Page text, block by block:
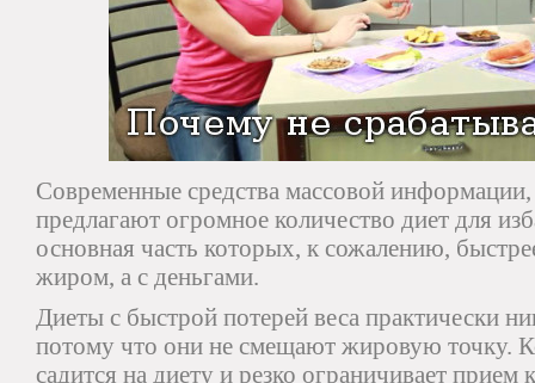
Современные средства массовой информации,
предлагают огромное количество диет для
основная часть которых, к сожалению,
жиром, а с деньгами.
Диеты с быстрой потерей веса практически
потому что они не смещают жировую точку.
садится на диету и резко ограничивает прием